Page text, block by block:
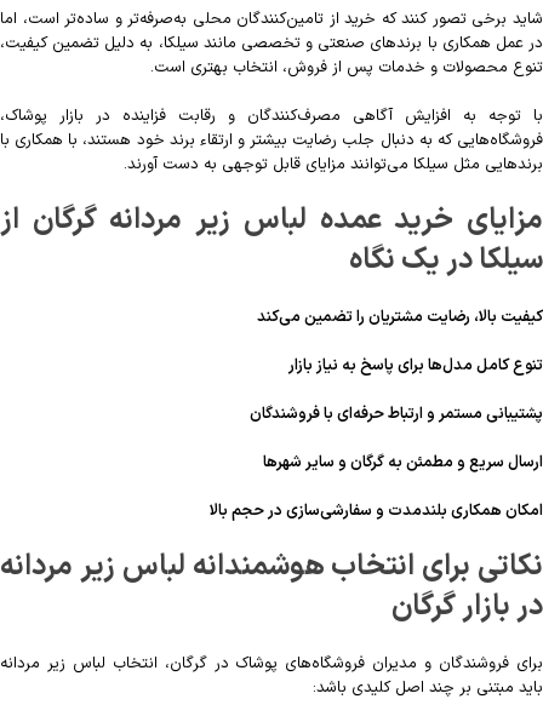
شاید برخی تصور کنند که خرید از تامین‌کنندگان محلی به‌صرفه‌تر و ساده‌تر است، اما
در عمل همکاری با برندهای صنعتی و تخصصی مانند سیلکا، به دلیل تضمین کیفیت،
تنوع محصولات و خدمات پس از فروش، انتخاب بهتری است.
با توجه به افزایش آگاهی مصرف‌کنندگان و رقابت فزاینده در بازار پوشاک،
فروشگاه‌هایی که به دنبال جلب رضایت بیشتر و ارتقاء برند خود هستند، با همکاری با
برندهایی مثل سیلکا می‌توانند مزایای قابل توجهی به دست آورند.
مزایای خرید عمده لباس زیر مردانه گرگان از
سیلکا در یک نگاه
کیفیت بالا، رضایت مشتریان را تضمین می‌کند
تنوع کامل مدل‌ها برای پاسخ به نیاز بازار
پشتیبانی مستمر و ارتباط حرفه‌ای با فروشندگان
ارسال سریع و مطمئن به گرگان و سایر شهرها
امکان همکاری بلندمدت و سفارشی‌سازی در حجم بالا
نکاتی برای انتخاب هوشمندانه لباس زیر مردانه
در بازار گرگان
برای فروشندگان و مدیران فروشگاه‌های پوشاک در گرگان، انتخاب لباس زیر مردانه
باید مبتنی بر چند اصل کلیدی باشد: